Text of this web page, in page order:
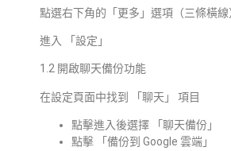
點選右下角的「更多」選項（三條橫線
進入 「設定」
1.2 開啟聊天備份功能
在設定頁面中找到 「聊天」 項目
點擊進入後選擇 「聊天備份」
點擊 「備份到 Google 雲端」